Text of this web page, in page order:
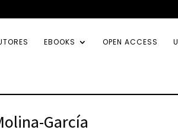
EBOOKS OPEN ACCESS
García